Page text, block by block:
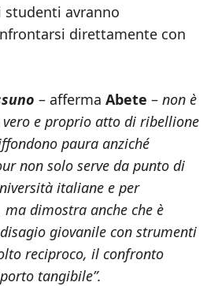
studenti avranno
direttamente con
– afferma Abete – non è
e proprio atto di ribellione
paura anziché
non solo serve da punto di
italiane e per
dimostra anche che è
giovanile con strumenti
reciproco, il confronto
tangibile”.